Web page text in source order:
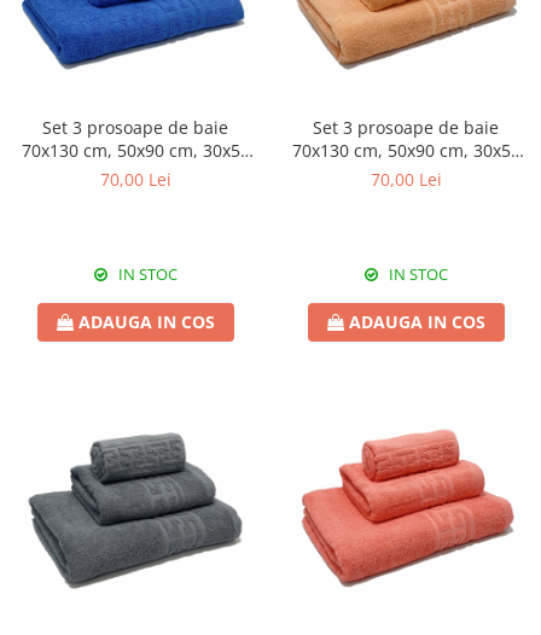
Set 3 prosoape de baie
70x130 cm, 50x90 cm, 30x50
cm, bumbac, albastru
70,00 Lei
IN STOC
ADAUGA IN COS
Set 3 prosoape de baie
70x130 cm, 50x90 cm, 30x50
cm, bumbac, portocaliu
70,00 Lei
IN STOC
ADAUGA IN COS